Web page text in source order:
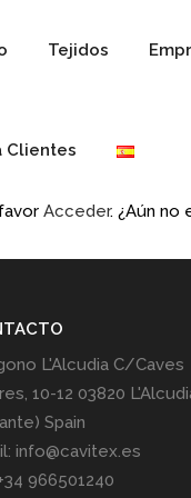
Tejidos
Clientes
Acceder. ¿Aún no
L'Alcudia C/Caves
10-12 03820
Spain
info@cavitex.es
966501240